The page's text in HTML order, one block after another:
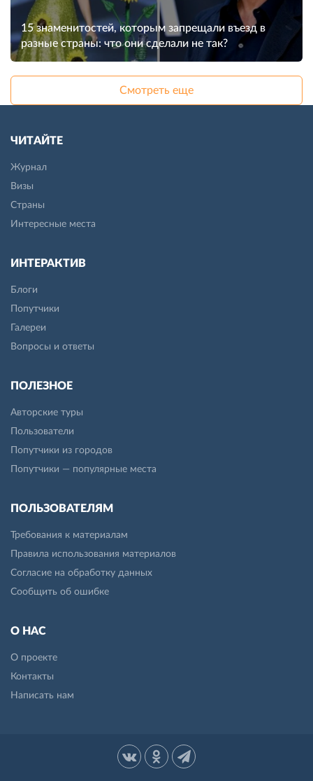
15 знаменитостей, которым запрещали въезд в
разные страны: что они сделали не так?
Смотреть еще
ЧИТАЙТЕ
Журнал
Визы
Страны
Интересные места
ИНТЕРАКТИВ
Блоги
Попутчики
Галереи
Вопросы и ответы
ПОЛЕЗНОЕ
Авторские туры
Пользователи
Попутчики из городов
Попутчики — популярные места
ПОЛЬЗОВАТЕЛЯМ
Требования к материалам
Правила использования материалов
Согласие на обработку данных
Сообщить об ошибке
О НАС
О проекте
Контакты
Написать нам